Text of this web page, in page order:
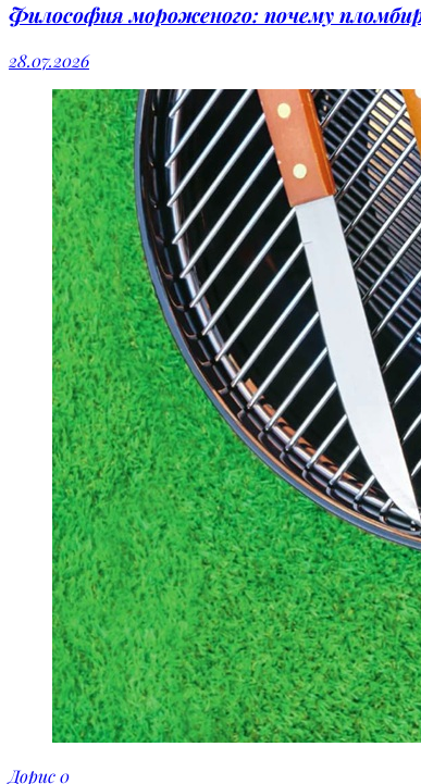
Философия мороженого: почему
28.07.2026
Дорис0